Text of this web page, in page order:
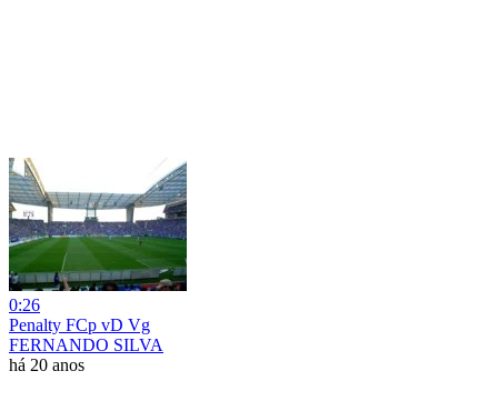
0:26
Penalty FCp vD Vg
FERNANDO SILVA
há 20 anos